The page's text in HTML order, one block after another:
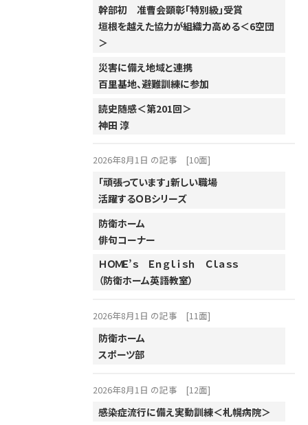
幹部初 准曹会顕彰「特別級」受賞
垣根を越えた協力が組織力高める＜6空団
＞
災害に備え地域と連携
百里基地、避難訓練に参加
読史随感＜第201回＞
神田 淳
2026年8月1日 の記事 [10面]
「頑張っています」新しい職場
活躍するＯＢシリーズ
防衛ホーム
俳句コーナー
ＨＯＭＥ’ｓ Ｅｎｇｌｉｓｈ Ｃｌａｓｓ
（防衛ホーム英語教室）
2026年8月1日 の記事 [11面]
防衛ホーム
スポーツ部
2026年8月1日 の記事 [12面]
感染症流行に備え実動訓練＜札幌病院＞